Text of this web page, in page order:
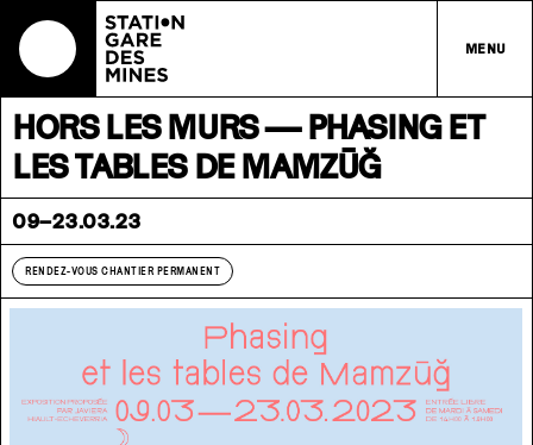
MENU
HORS LES MURS — PHASING ET
LES TABLES DE MAMZŪĞ
09–23.03.23
RENDEZ-VOUS CHANTIER PERMANENT